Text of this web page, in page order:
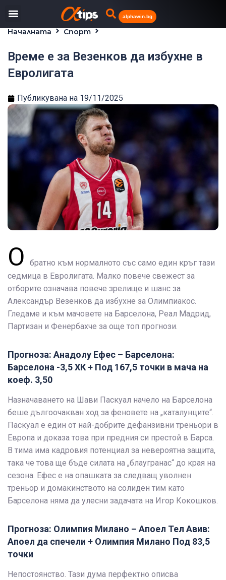
alphawin.bg
Началната
Спорт
Време е за Везенков да избухне в
Евролигата
Публикувана на 19/11/2025
О
братно към нормалното със само един кръг тази
седмица в Евролигата. Малко повече свежест за
отборите означава повече зрелище и шанс за
Александър Везенков да избухне за Олимпиакос.
Гледаме и към мачовете на Барселона, Реал Мадрид,
Партизан и Фенербахче за още топ прогнози.
Прогноза: Анадолу Ефес – Барселона:
Барселона -3,5 ХК + Под 167,5 точки в мача на
коеф. 3,50
Назначаването на Шави Паскуал начело на Барселона
беше дългоочакван ход за феновете на „каталунците“.
Паскуал е един от най-добрите дефанзивни треньори в
Европа и доказа това при предния си престой в Барса.
В тима има кадровия потенциал за невероятна защита,
така че това ще бъде силата на „блаугранас“ до края на
сезона. Ефес е на опашката за следващ уволнен
треньор и домакинството на солиден тим като
Барселона няма да улесни задачата на Игор Кокошков.
Прогноза: Олимпия Милано – Апоел Тел Авив:
Апоел да спечели + Олимпия Милано Под 83,5
точки
Непостоянство. Тази дума перфектно описва